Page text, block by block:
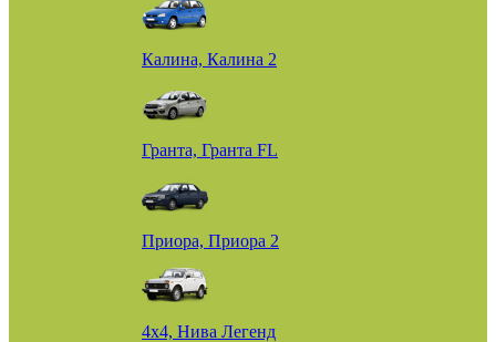
Калина, Калина 2
Гранта, Гранта FL
Приора, Приора 2
4х4, Нива Легенд